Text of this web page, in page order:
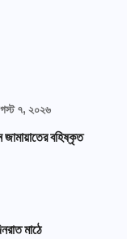
৭, ২০২৬
জামায়াতের বহিষ্কৃত
মাঠে